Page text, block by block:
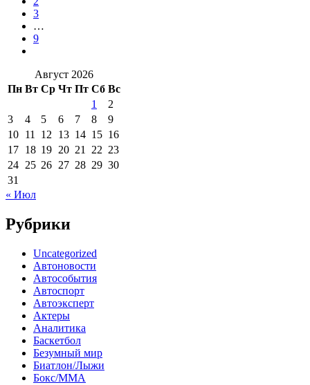
3
…
9
Август 2026
Пн Вт Ср Чт Пт Сб Вс
1
2
3
4 5 6 7 8
9
10 11 12 13 14 15 16
17 18 19 20 21 22 23
24 25 26 27 28 29 30
31
« Июл
Рубрики
Uncategorized
Автоновости
Автособытия
Автоспорт
Автоэксперт
Актеры
Аналитика
Баскетбол
Безумный мир
Биатлон/Лыжи
Бокс/MMA